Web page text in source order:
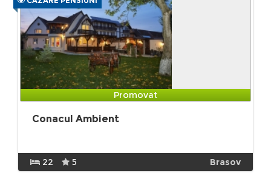
Promovat
Conacul Ambient
22 5 Brasov